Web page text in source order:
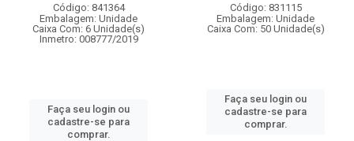
Código: 841364
Embalagem: Unidade
Caixa Com: 6 Unidade(s)
Inmetro: 008777/2019
Faça seu login ou
cadastre-se para
comprar.
Código: 831115
Embalagem: Unidade
Caixa Com: 50 Unidade(s)
Faça seu login ou
cadastre-se para
comprar.